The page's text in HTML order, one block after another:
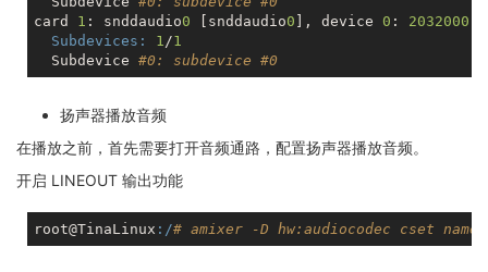
card 1 : snddaudio0 [snddaudio0 ], device 0 : 2032000
Subdevices:
1 /1
  Subdevice
#0: subdevice #0
扬声器播放音频
在播放之前，首先需要打开音频通路，配置扬声器播放音频。
开启 LINEOUT 输出功能
root@TinaLinux :/# amixer -D hw:audiocodec cset